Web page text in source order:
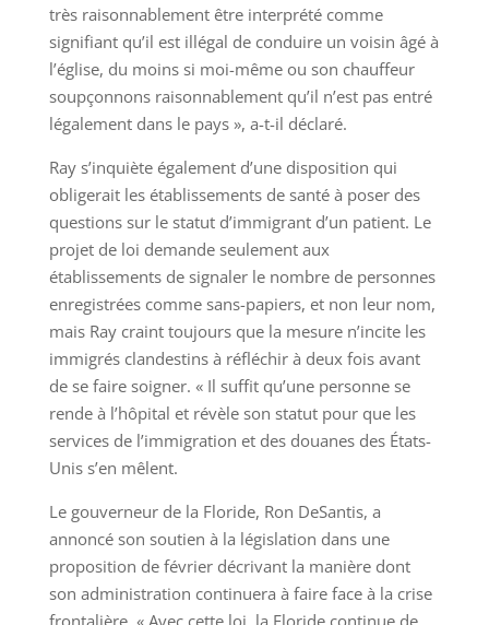
très raisonnablement être interprété comme
signifiant qu’il est illégal de conduire un voisin âgé à
l’église, du moins si moi-même ou son chauffeur
soupçonnons raisonnablement qu’il n’est pas entré
légalement dans le pays », a-t-il déclaré.
Ray s’inquiète également d’une disposition qui
obligerait les établissements de santé à poser des
questions sur le statut d’immigrant d’un patient. Le
projet de loi demande seulement aux
établissements de signaler le nombre de personnes
enregistrées comme sans-papiers, et non leur nom,
mais Ray craint toujours que la mesure n’incite les
immigrés clandestins à réfléchir à deux fois avant
de se faire soigner. « Il suffit qu’une personne se
rende à l’hôpital et révèle son statut pour que les
services de l’immigration et des douanes des États-
Unis s’en mêlent.
Le gouverneur de la Floride, Ron DeSantis, a
annoncé son soutien à la législation dans une
proposition de février décrivant la manière dont
son administration continuera à faire face à la crise